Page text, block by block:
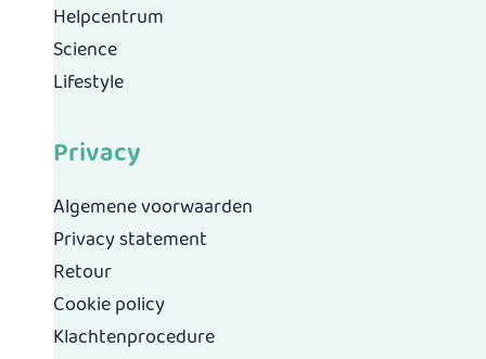
Helpcentrum
Science
Lifestyle
Privacy
Algemene voorwaarden
Privacy statement
Retour
Cookie policy
Klachtenprocedure